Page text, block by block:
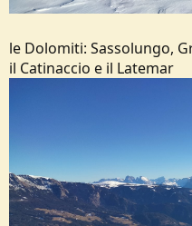
le Dolomiti: Sassolungo,
il Catinaccio e il Latemar